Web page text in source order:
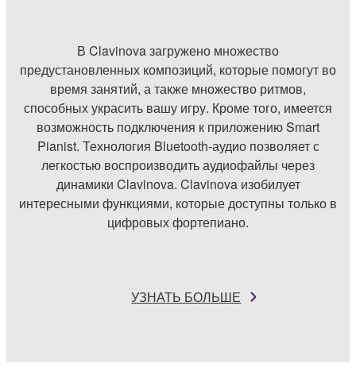
В Clavinova загружено множество
предустановленных композиций, которые помогут во
время занятий, а также множество ритмов,
способных украсить вашу игру. Кроме того, имеется
возможность подключения к приложению Smart
Pianist. Технология Bluetooth-аудио позволяет с
легкостью воспроизводить аудиофайлы через
динамики Clavinova. Clavinova изобилует
интересными функциями, которые доступны только в
цифровых фортепиано.
УЗНАТЬ БОЛЬШЕ